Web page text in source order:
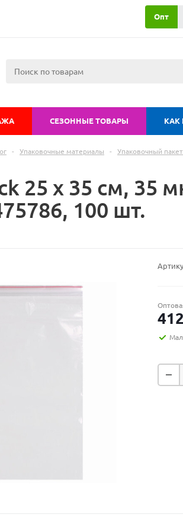
Опт
СЕЗОННЫЕ ТОВАРЫ КАК
- Упаковочные материалы - Упаковочный
25 х 35 см, 35
100 шт.